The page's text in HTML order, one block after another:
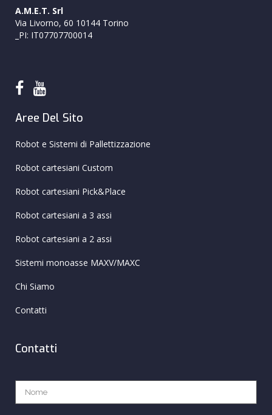
A.M.E.T. Srl
Via Livorno, 60 10144 Torino
_PI: IT07707700014
Aree Del Sito
Robot e Sistemi di Pallettizzazione
Robot cartesiani Custom
Robot cartesiani Pick&Place
Robot cartesiani a 3 assi
Robot cartesiani a 2 assi
Sistemi monoasse MAXV/MAXC
Chi Siamo
Contatti
Contatti